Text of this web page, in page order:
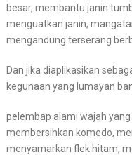
besar, membantu janin
menguatkan janin,
mengandung terserang
Dan jika diaplikasikan
kegunaan yang lumayan
pelembap alami wajah
membersihkan komedo,
menyamarkan flek hitam,